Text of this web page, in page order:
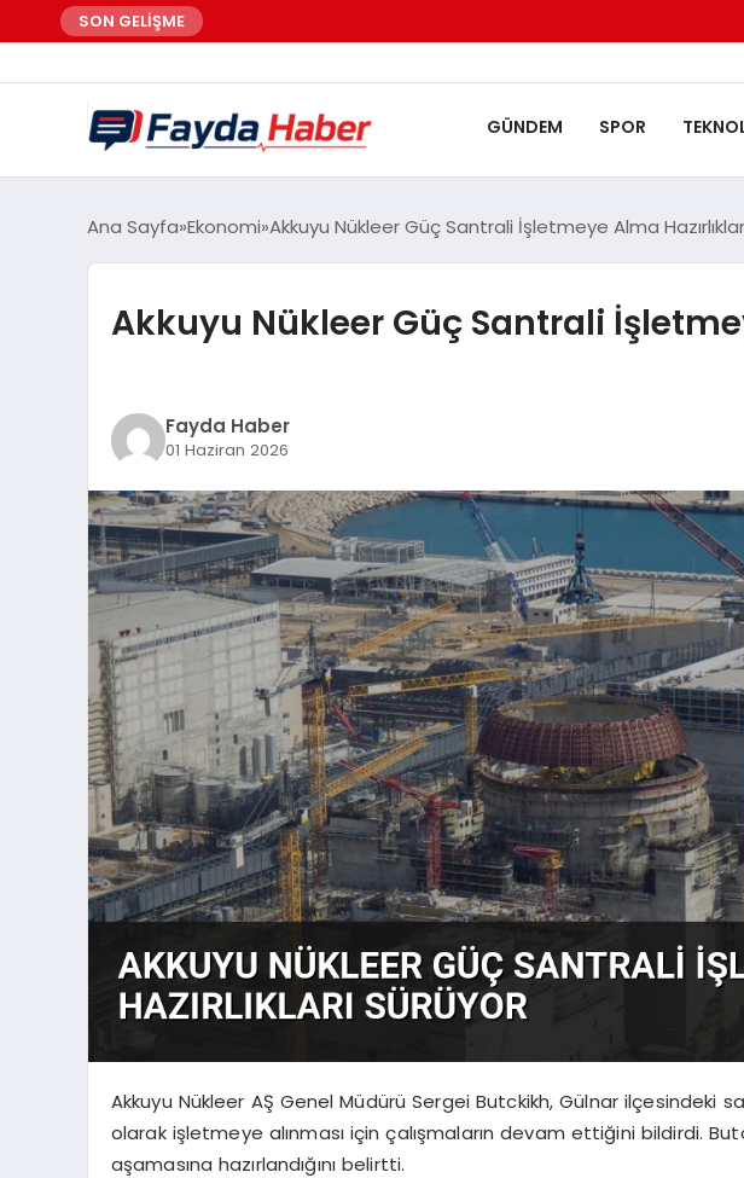
SON GELİŞME
GÜNDEM SPOR
Ana Sayfa Ekonomi Akkuyu Nükleer Güç Santrali İşletmeye Alma
Akkuyu Nükleer Güç Santrali
Fayda Haber
01 Haziran 2026
Akkuyu Nükleer AŞ Genel Müdürü Sergei Butckikh, Gülnar ilçesindeki
olarak işletmeye alınması için çalışmaların devam ettiğini bildirdi.
aşamasına hazırlandığını belirtti.